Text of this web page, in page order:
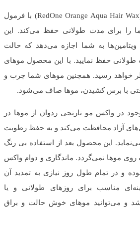
واکس مو نارنجی ردوان (RedOne Orange Aqua Hair Wax) با فرمول
برای مدت طولانی حفظ می‌کند. این
به شما اجازه می‌دهد که حالت
طولانی حفظ نمایید. با این محصول موهای
خواهد رسید. همچنین موهای شما چرب و
با برس کشیدن، موها صاف می‌شود.
در واکس مو نارنجی ردوان از موها در
آزاد محافظت می‌کند و به حفظ رطوبت
این محصول بعد از استفاده بی رنگ
روی موها نمی‌گردد. ماندگاری و دوام واکس
و در تمام طول روز نیازی به تمدید آن
مناسب برای روزهای طولانی و یا
و می‌توانید موهای خوش حالت و براق